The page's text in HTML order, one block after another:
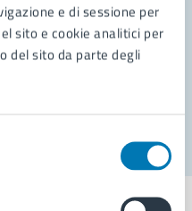
e di sessione per
sito e cookie analitici per
del sito da parte degli